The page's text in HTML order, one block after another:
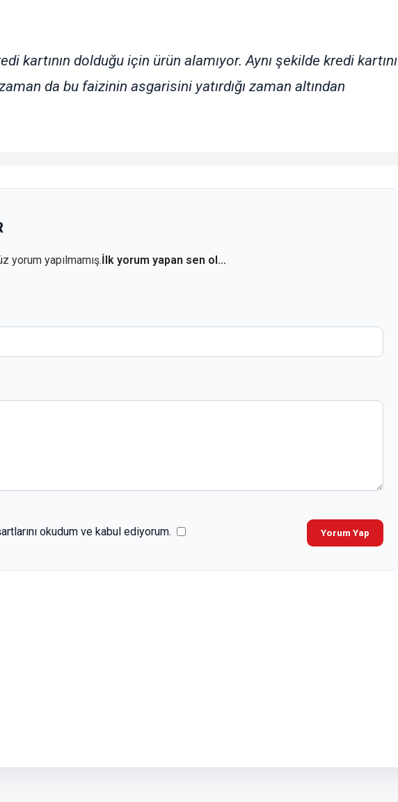
kartının dolduğu için ürün alamıyor. Aynı şekilde kredi kartını
zaman da bu faizinin asgarisini yatırdığı zaman altından
yorum yapılmamış.İlk yorum yapan sen ol...
okudum ve kabul ediyorum. Yorum Yap